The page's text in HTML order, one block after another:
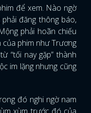
để xem. Nào ngờ
đăng thông báo,
phải hoãn chiếu
của phim như Trương
“tối nay gặp” thành
im lặng nhưng cũng
đó nghi ngờ nam